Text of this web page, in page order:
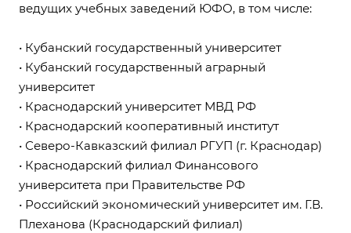
ведущих учебных заведений ЮФО, в том числе:
• Кубанский государственный университет
• Кубанский государственный аграрный
университет
• Краснодарский университет МВД РФ
• Краснодарский кооперативный институт
• Северо-Кавказский филиал РГУП (г. Краснодар)
• Краснодарский филиал Финансового
университета при Правительстве РФ
• Российский экономический университет им. Г.В.
Плеханова (Краснодарский филиал)